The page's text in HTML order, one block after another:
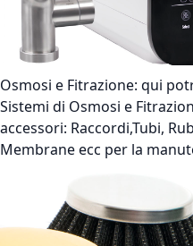
Osmosi e Fitrazione: qui
Sistemi di Osmosi e
accessori: Raccordi,Tubi,
Membrane ecc per la